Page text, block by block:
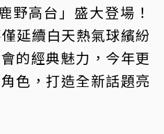
野高台」盛大登場！
延續白天熱氣球繽紛
的經典魅力，今年更
色，打造全新話題亮